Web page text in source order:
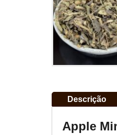
Descrição
Apple